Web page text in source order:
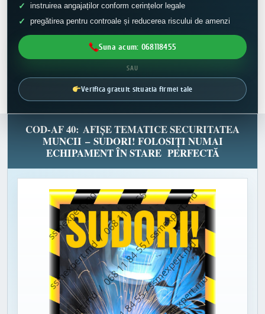
instruirea angajaților conform cerințelor legale
pregătirea pentru controale și reducerea riscului de amenzi
Suna acum: 068118455
SAU
Verifica gratuit situatia firmei tale
COD-AF 40: AFIȘE TEMATICE SECURITATEA
MUNCII – SUDORI! FOLOSIȚI NUMAI
ECHIPAMENT ÎN STARE PERFECTĂ